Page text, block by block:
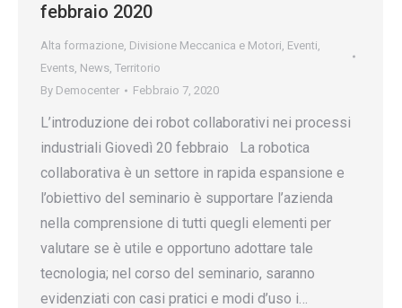
febbraio 2020
Alta formazione, Divisione Meccanica e Motori, Eventi,
Events, News, Territorio
By Democenter Febbraio 7, 2020
L’introduzione dei robot collaborativi nei processi
industriali Giovedì 20 febbraio La robotica
collaborativa è un settore in rapida espansione e
l’obiettivo del seminario è supportare l’azienda
nella comprensione di tutti quegli elementi per
valutare se è utile e opportuno adottare tale
tecnologia; nel corso del seminario, saranno
evidenziati con casi pratici e modi d’uso i…